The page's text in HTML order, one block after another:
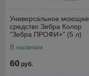
Универсальное моющее
средство Зебра Колор
"Зебра ПРОФИ+" (5 л)
В наличии
60 руб.